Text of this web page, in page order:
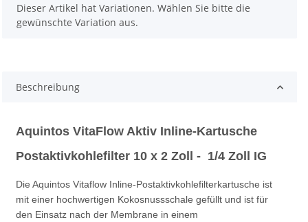
x
Dieser Artikel hat Variationen. Wählen Sie bitte die
gewünschte Variation aus.
Beschreibung
Aquintos VitaFlow Aktiv Inline-Kartusche
Postaktivkohlefilter 10 x 2 Zoll - 1/4 Zoll IG
Die Aquintos Vitaflow Inline-Postaktivkohlefilterkartusche ist
mit einer hochwertigen Kokosnussschale gefüllt und ist für
den Einsatz nach der Membrane in einem